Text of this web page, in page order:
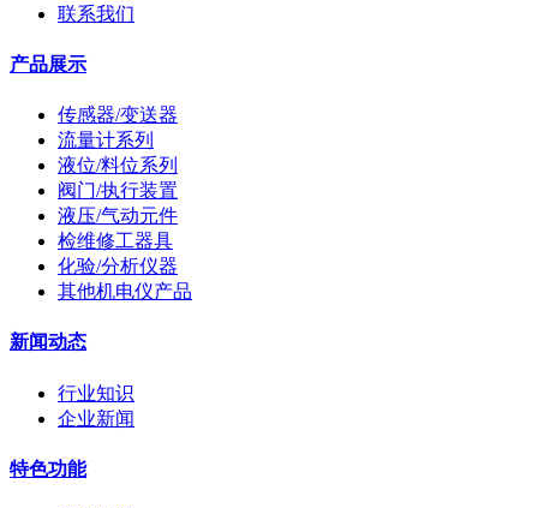
联系我们
产品展示
传感器/变送器
流量计系列
液位/料位系列
阀门/执行装置
液压/气动元件
检维修工器具
化验/分析仪器
其他机电仪产品
新闻动态
行业知识
企业新闻
特色功能